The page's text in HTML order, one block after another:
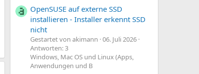
OpenSUSE auf externe SSD
installieren - Installer erkennt SSD
nicht
Gestartet von akimann 06. Juli 2026
Antworten: 3
Windows, Mac OS und Linux (Apps,
Anwendungen und B